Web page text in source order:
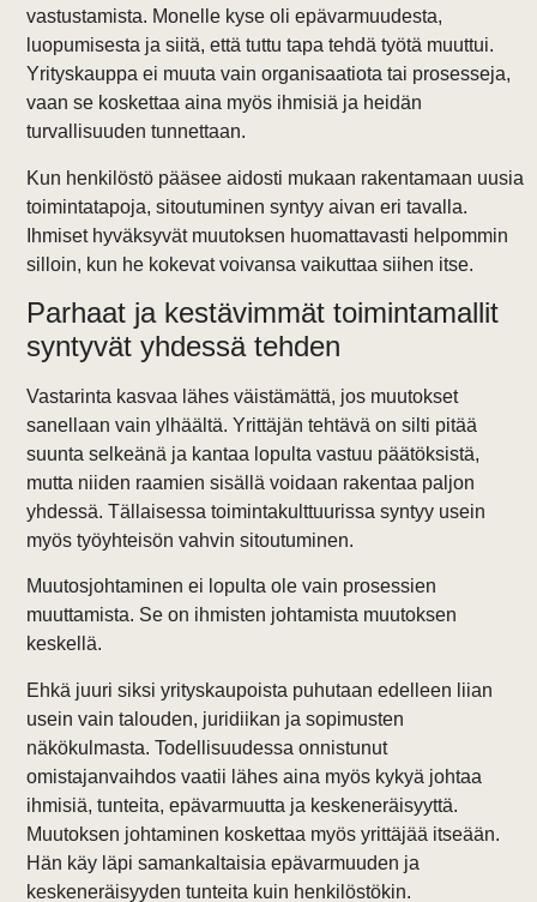
vastustamista. Monelle kyse oli epävarmuudesta,
luopumisesta ja siitä, että tuttu tapa tehdä työtä muuttui.
Yrityskauppa ei muuta vain organisaatiota tai prosesseja,
vaan se koskettaa aina myös ihmisiä ja heidän
turvallisuuden tunnettaan.
Kun henkilöstö pääsee aidosti mukaan rakentamaan uusia
toimintatapoja, sitoutuminen syntyy aivan eri tavalla.
Ihmiset hyväksyvät muutoksen huomattavasti helpommin
silloin, kun he kokevat voivansa vaikuttaa siihen itse.
Parhaat ja kestävimmät toimintamallit
syntyvät yhdessä tehden
Vastarinta kasvaa lähes väistämättä, jos muutokset
sanellaan vain ylhäältä. Yrittäjän tehtävä on silti pitää
suunta selkeänä ja kantaa lopulta vastuu päätöksistä,
mutta niiden raamien sisällä voidaan rakentaa paljon
yhdessä. Tällaisessa toimintakulttuurissa syntyy usein
myös työyhteisön vahvin sitoutuminen.
Muutosjohtaminen ei lopulta ole vain prosessien
muuttamista. Se on ihmisten johtamista muutoksen
keskellä.
Ehkä juuri siksi yrityskaupoista puhutaan edelleen liian
usein vain talouden, juridiikan ja sopimusten
näkökulmasta. Todellisuudessa onnistunut
omistajanvaihdos vaatii lähes aina myös kykyä johtaa
ihmisiä, tunteita, epävarmuutta ja keskeneräisyyttä.
Muutoksen johtaminen koskettaa myös yrittäjää itseään.
Hän käy läpi samankaltaisia epävarmuuden ja
keskeneräisyyden tunteita kuin henkilöstökin.